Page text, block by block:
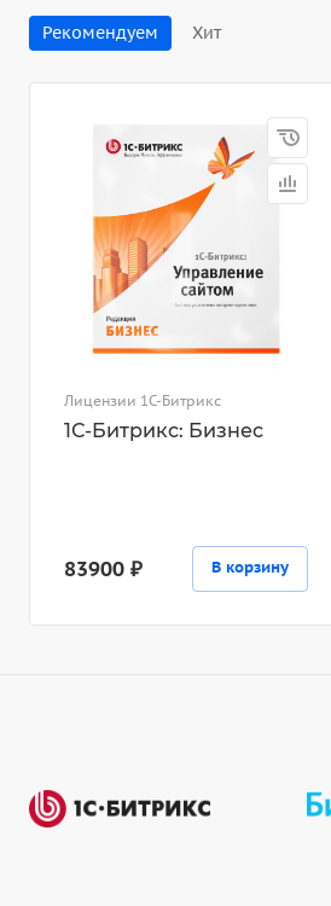
Рекомендуем Хит
Лицензии 1С-Битрикс
1С-Битрикс: Бизнес
83900 ₽ В корзину